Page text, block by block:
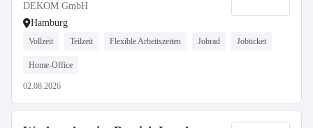
DEKOM GmbH
Hamburg
Vollzeit Teilzeit Flexible Arbeitszeiten Jobrad Jobticket
Home-Office
02.08.2026